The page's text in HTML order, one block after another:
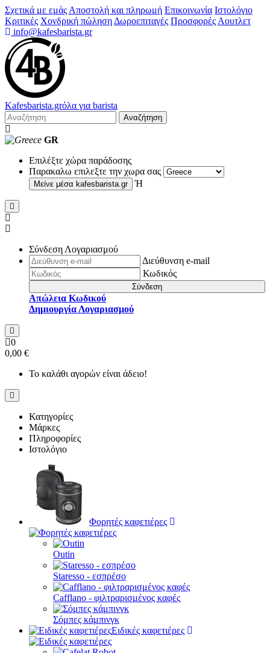
Σχετικά με εμάς Αποστολή και πληρωμή Επικοινωνία Ιστολόγιο
Κριτικές Χονδρική πώληση Δωροεπιταγές Προσφορές Αουτλετ
info@kafesbarista.gr
Kafesbarista.grόλα για barista
Αναζήτηση
GR
Επιλέξτε χώρα παράδοσης
Παρακαλω επιλεξτε την χωρα σας
Μείνε μέσα kafesbarista.gr Ή
Σύνδεση Λογαριασμού
Διεύθυνση e-mail
Κωδικός
Σύνδεση
Απώλεια Κωδικού
Δημιουργία Λογαριασμού
0
0,00 €
Το καλάθι αγορών είναι άδειο!
Κατηγορίες
Μάρκες
Πληροφορίες
Ιστολόγιο
Φορητές καφετιέρες
Outin
Staresso - εσπρέσο
Cafflano - φιλτραρισμένος καφές
Σόμπες κάμπινγκ
Ειδικές καφετιέρες